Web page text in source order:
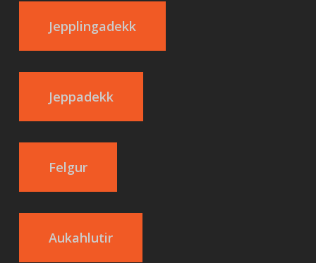
Jepplingadekk
Jeppadekk
Felgur
Aukahlutir